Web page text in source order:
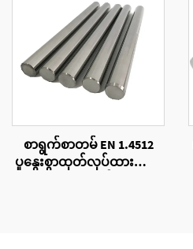
စာရွက်စာတမ် EN 1.4512
ပူနွေးစွာထုတ်လုပ်ထားသော